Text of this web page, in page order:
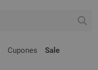
Cupones Sale